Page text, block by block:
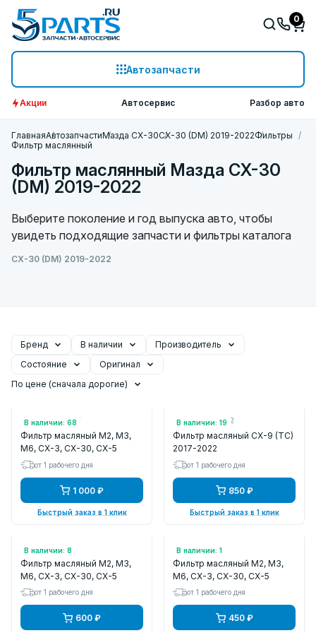
Автозапчасти
0
Акции Автосервис Разбор авто
ГлавнаяАвтозапчастиМазда СХ-30CX-30 (DM) 2019-2022Фильтры
Фильтр маслянный
Фильтр маслянный Мазда CX-30
(DM) 2019-2022
Выберите поколение и год выпуска авто, чтобы
увидеть подходящие запчасти и фильтры каталога
CX-30 (DM) 2019-2022
Бренд В наличии
Производитель
Состояние
Оригинал
По цене (сначала дорогие)
В наличии: 68
Арт.: PE0114302B
Фильтр масляный M2, M3,
M6, CX-3, CX-30, CX-5
от 1 рабочего дня
1 000 ₽
Быстрый заказ в 1 клик
В наличии: 19
Арт.: PY8W14302
Фильтр масляный CX-9 (TC)
2017-2022
от 1 рабочего дня
850 ₽
Быстрый заказ в 1 клик
В наличии: 8
Арт.: C901
Фильтр масляный M2, M3,
M6, CX-3, CX-30, CX-5
от 1 рабочего дня
600 ₽
В наличии: 1
Арт.: OP5951
Фильтр масляный M2, M3,
M6, CX-3, CX-30, CX-5
от 1 рабочего дня
450 ₽